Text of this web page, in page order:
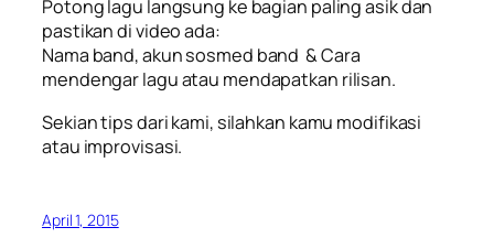
Potong lagu langsung ke bagian paling asik dan
pastikan di video ada:
Nama band, akun sosmed band & Cara
mendengar lagu atau mendapatkan rilisan.
Sekian tips dari kami, silahkan kamu modifikasi
atau improvisasi.
April 1, 2015